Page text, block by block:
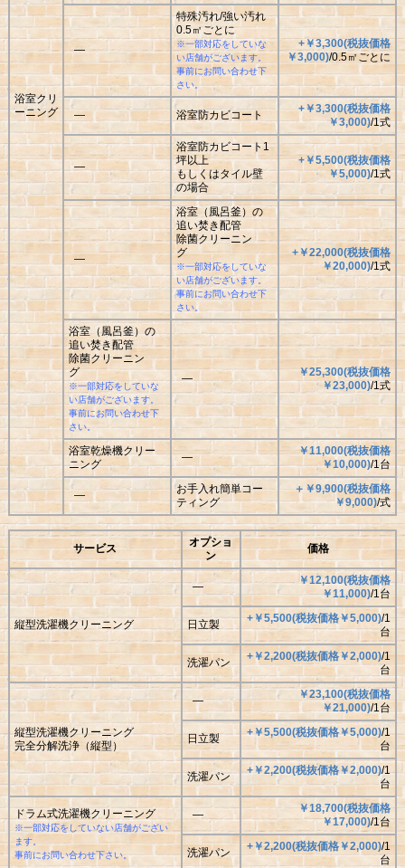
浴室クリ
ーニング
―
特殊汚れ/強い汚れ
0.5㎡ごとに
※一部対応をしていな
い店舗がございます。
事前にお問い合わせ下
さい。
+￥3,300(税抜価格
￥3,000)/0.5㎡ごとに
― 浴室防カビコート
+￥3,300(税抜価格
￥3,000)/1式
―
浴室防カビコート1
坪以上
もしくはタイル壁
の場合
+￥5,500(税抜価格
￥5,000)/1式
―
浴室（風呂釜）の
追い焚き配管
除菌クリーニン
グ
※一部対応をしていな
い店舗がございます。
事前にお問い合わせ下
さい。
+￥22,000(税抜価格
￥20,000)/1式
浴室（風呂釜）の
追い焚き配管
除菌クリーニン
グ
※一部対応をしていな
い店舗がございます。
事前にお問い合わせ下
さい。
―
￥25,300(税抜価格
￥23,000)/1式
浴室乾燥機クリー
ニング
―
￥11,000(税抜価格
￥10,000)/1台
―
お手入れ簡単コー
ティング
＋￥9,900(税抜価格
￥9,000)/式
サービス
オプショ
ン
価格
縦型洗濯機クリーニング
―
￥12,100(税抜価格
￥11,000)/1台
日立製 +￥5,500(税抜価格￥5,000)/1
台
洗濯パン +￥2,200(税抜価格￥2,000)/1
台
縦型洗濯機クリーニング
完全分解洗浄（縦型）
―
￥23,100(税抜価格
￥21,000)/1台
日立製 +￥5,500(税抜価格￥5,000)/1
台
洗濯パン +￥2,200(税抜価格￥2,000)/1
台
ドラム式洗濯機クリーニング
※一部対応をしていない店舗がござい
ます。
事前にお問い合わせ下さい。
―
￥18,700(税抜価格
￥17,000)/1台
洗濯パン +￥2,200(税抜価格￥2,000)/1
台